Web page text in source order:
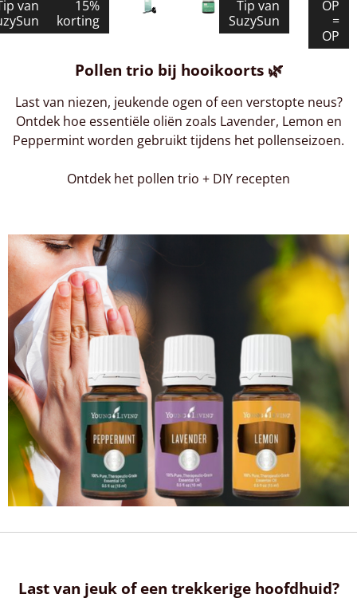
van
15%
korting
Tip van
SuzySun
OP
=
OP
Pollen trio bij hooikoorts 🌿
Last van niezen, jeukende ogen of een verstopte neus?
Ontdek hoe essentiële oliën zoals Lavender, Lemon en
Peppermint worden gebruikt tijdens het pollenseizoen.
Ontdek het pollen trio + DIY recepten
Last van jeuk of een trekkerige hoofdhuid?